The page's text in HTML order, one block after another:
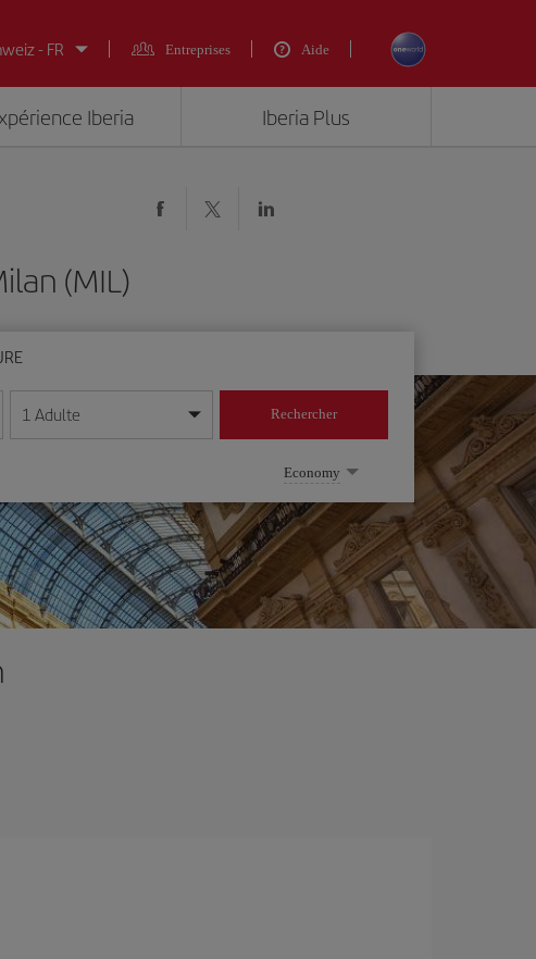
- FR
Entreprises Aide
Iberia Iberia Plus
(MIL)
jour/mois/année
1 Adulte Rechercher
Economy